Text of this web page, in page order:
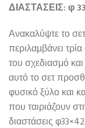
ΔΙΑΣΤΑΣΕΙΣ: φ
Ανακαλύψτε το
περιλαμβάνει
του σχεδιασμό
αυτό το σετ
φυσικό ξύλο και
που ταιριάζουν
διαστάσεις